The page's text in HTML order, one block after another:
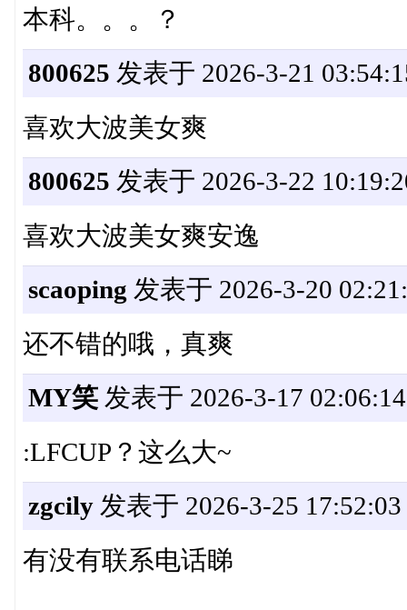
本科。。。？
800625 发表于 2026-3-21
喜欢大波美女爽
800625 发表于 2026-3-22
喜欢大波美女爽安逸
scaoping 发表于 2026-3-20
还不错的哦，真爽
MY笑发表于 2026-3-17 02:06:14
:LFCUP？这么大~
zgcily发表于 2026-3-25 17:52:03
有没有联系电话睇